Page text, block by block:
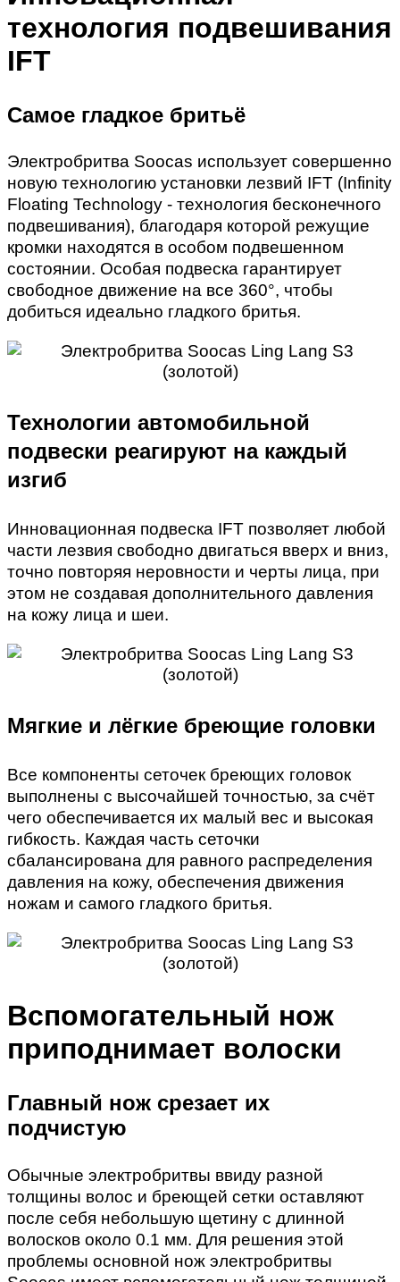
технология подвешивания
IFT
Самое гладкое бритьё
Электробритва Soocas использует совершенно
новую технологию установки лезвий IFT (Infinity
Floating Technology - технология бесконечного
подвешивания), благодаря которой режущие
кромки находятся в особом подвешенном
состоянии. Особая подвеска гарантирует
свободное движение на все 360°, чтобы
добиться идеально гладкого бритья.
Технологии автомобильной
подвески реагируют на каждый
изгиб
Инновационная подвеска IFT позволяет любой
части лезвия свободно двигаться вверх и вниз,
точно повторяя неровности и черты лица, при
этом не создавая дополнительного давления
на кожу лица и шеи.
Мягкие и лёгкие бреющие головки
Все компоненты сеточек бреющих головок
выполнены с высочайшей точностью, за счёт
чего обеспечивается их малый вес и высокая
гибкость. Каждая часть сеточки
сбалансирована для равного распределения
давления на кожу, обеспечения движения
ножам и самого гладкого бритья.
Вспомогательный нож
приподнимает волоски
Главный нож срезает их
подчистую
Обычные электробритвы ввиду разной
толщины волос и бреющей сетки оставляют
после себя небольшую щетину с длинной
волосков около 0.1 мм. Для решения этой
проблемы основной нож электробритвы